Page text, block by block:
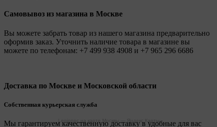
Самовывоз из магазина в Москве
Вы можете забрать товар из нашего магазина предварительно
оформив заказ. Уточнить наличие товара в магазине вы
можете по телефонам: +7 499 938 4908 и +7 965 296 6686
Доставка по Москве и Московской области
Собственная курьерская служба
Мы гарантируем качественную доставку в удобные для вас
Legionpc на карте Москвы — Яндекс Карты